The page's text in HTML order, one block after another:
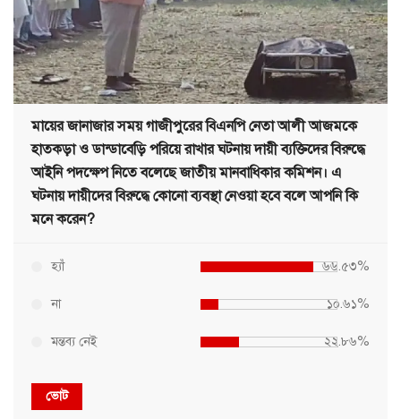
মায়ের জানাজার সময় গাজীপুরের বিএনপি নেতা আলী আজমকে
হাতকড়া ও ডান্ডাবেড়ি পরিয়ে রাখার ঘটনায় দায়ী ব্যক্তিদের বিরুদ্ধে
আইনি পদক্ষেপ নিতে বলেছে জাতীয় মানবাধিকার কমিশন। এ
ঘটনায় দায়ীদের বিরুদ্ধে কোনো ব্যবস্থা নেওয়া হবে বলে আপনি কি
মনে করেন?
হ্যাঁ ৬৬.৫৩%
না ১০.৬১%
মন্তব্য নেই ২২.৮৬%
ভোট